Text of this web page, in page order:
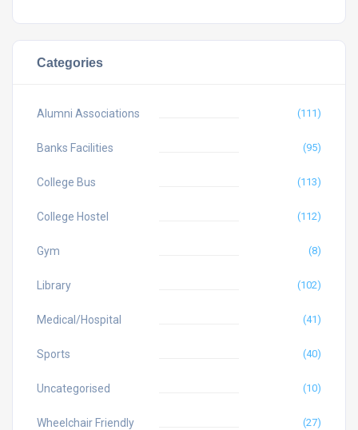
Categories
Alumni Associations (111)
Banks Facilities (95)
College Bus (113)
College Hostel (112)
Gym (8)
Library (102)
Medical/Hospital (41)
Sports (40)
Uncategorised (10)
Wheelchair Friendly (27)